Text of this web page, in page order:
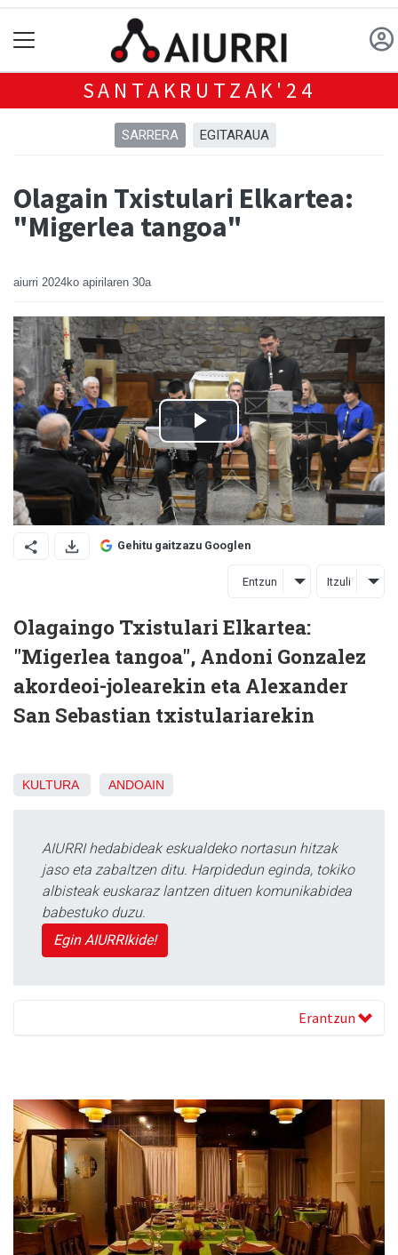
SANTAKRUTZAK'24
SARRERA EGITARAUA
Olagain Txistulari Elkartea:
"Migerlea tangoa"
aiurri 2024ko apirilaren 30a
Gehitu gaitzazu Googlen
Entzun Itzuli
Olagaingo Txistulari Elkartea:
"Migerlea tangoa", Andoni Gonzalez
akordeoi-jolearekin eta Alexander
San Sebastian txistulariarekin
KULTURA ANDOAIN
AIURRI hedabideak eskualdeko nortasun hitzak
jaso eta zabaltzen ditu. Harpidedun eginda, tokiko
albisteak euskaraz lantzen dituen komunikabidea
babestuko duzu.
Egin AIURRIkide!
Erantzun